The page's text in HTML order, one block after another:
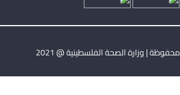
| وزارة الصحة الفلسطينية @ 2021